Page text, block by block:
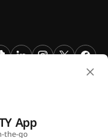
هي علامة تجارية مسجلة
App
go.